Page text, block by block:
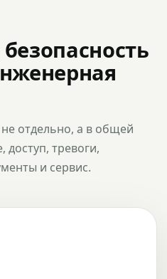
отдельно, а в общей
доступ, тревоги,
и сервис.